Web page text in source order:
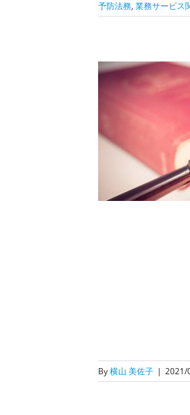
予防法務, 業務サービス
By横山 美佐子 | 2021/